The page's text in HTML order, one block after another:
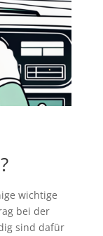
wichtige
bei der
sind dafür